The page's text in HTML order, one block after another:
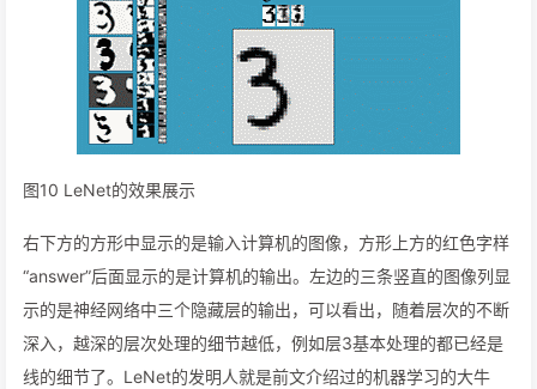
图10 LeNet的效果展示
右下方的方形中显示的是输入计算机的图像，方形上方的红色字样
“answer”后面显示的是计算机的输出。左边的三条竖直的图像列显
示的是神经网络中三个隐藏层的输出，可以看出，随着层次的不断
深入，越深的层次处理的细节越低，例如层3基本处理的都已经是
线的细节了。LeNet的发明人就是前文介绍过的机器学习的大牛